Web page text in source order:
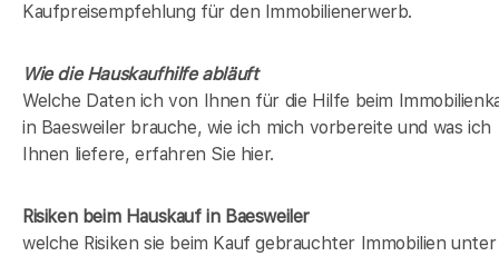
Kaufpreisempfehlung für den Immobilienerwerb.
Wie die Hauskaufhilfe abläuft
Welche Daten ich von Ihnen für die Hilfe beim
in Baesweiler brauche, wie ich mich vorbereite und was ich
Ihnen liefere, erfahren Sie hier.
Risiken beim Hauskaufin Baesweiler
welche Risiken sie beim Kauf gebrauchter Immobilien unter